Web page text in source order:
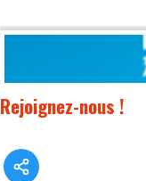
Rejoignez-nous !